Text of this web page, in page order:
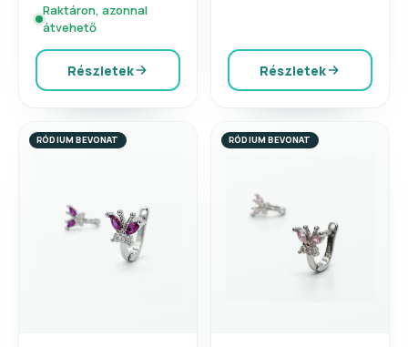
Raktáron, azonnal
átvehető
Részletek Részletek
RÓDIUM BEVONAT RÓDIUM BEVONAT